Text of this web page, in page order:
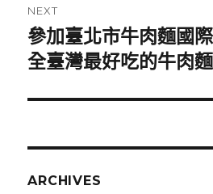
NEXT
Next
post:
參加臺北市牛肉麵國
全臺灣最好吃的牛肉
ARCHIVES